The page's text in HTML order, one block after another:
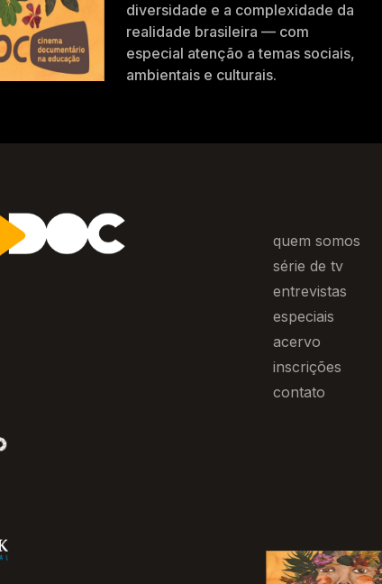
diversidade e a complexidade da
realidade brasileira — com
especial atenção a temas sociais,
ambientais e culturais.
quem somos
série de tv
entrevistas
especiais
acervo
inscrições
contato